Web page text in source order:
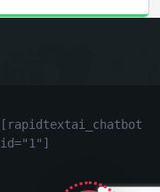
[rapidtextai_chatbot
id="1"]